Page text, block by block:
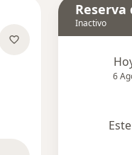
Inactivo
6